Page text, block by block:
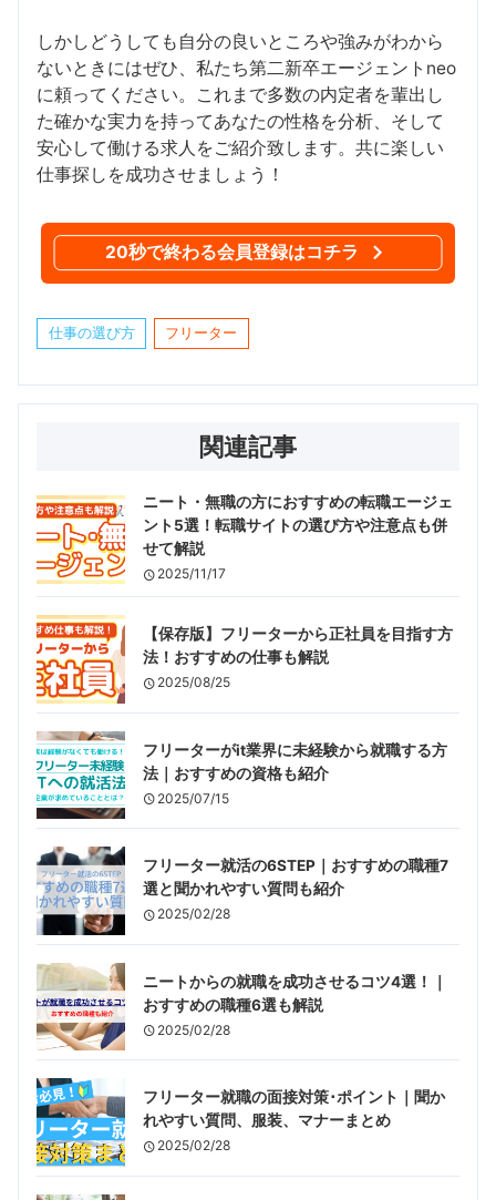
しかしどうしても自分の良いところや強みがわから
ないときにはぜひ、私たち第二新卒エージェントneo
に頼ってください。これまで多数の内定者を輩出し
た確かな実力を持ってあなたの性格を分析、そして
安心して働ける求人をご紹介致します。共に楽しい
仕事探しを成功させましょう！
20秒で終わる会員登録はコチラ
仕事の選び方 フリーター
関連記事
ニート・無職の方におすすめの転職エージェ
ント5選！転職サイトの選び方や注意点も併
せて解説
2025/11/17
【保存版】フリーターから正社員を目指す方
法！おすすめの仕事も解説
2025/08/25
フリーターがit業界に未経験から就職する方
法｜おすすめの資格も紹介
2025/07/15
フリーター就活の6STEP｜おすすめの職種7
選と聞かれやすい質問も紹介
2025/02/28
ニートからの就職を成功させるコツ4選！｜
おすすめの職種6選も解説
2025/02/28
フリーター就職の面接対策･ポイント｜聞か
れやすい質問、服装、マナーまとめ
2025/02/28